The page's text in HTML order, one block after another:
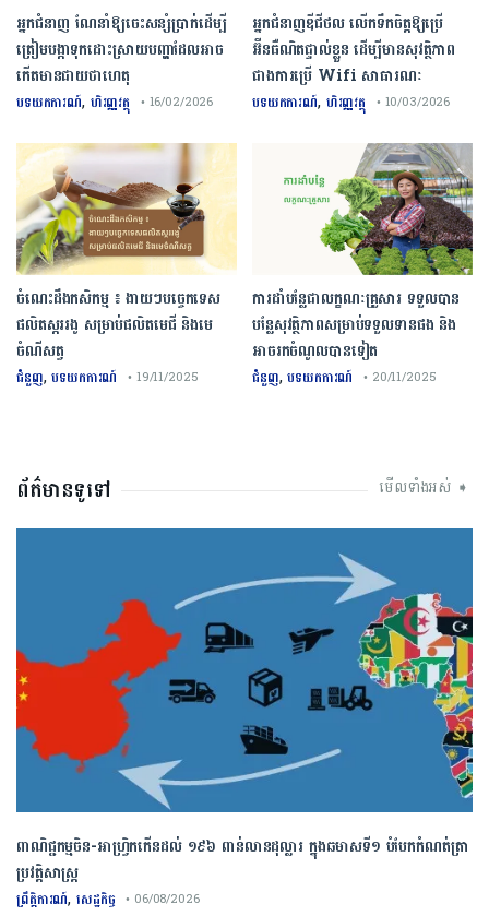
អ្នកជំនាញឌីជីថល លើកទឹកចិត្តឱ្យប្រើ
អ៊ីនធឺណិតផ្ទាល់ខ្លួន ដើម្បីមានសុវត្ថិភាព
ជាងការប្រើ Wifi​ សាធារណៈ
បទយកការណ៍, ហិរញ្ញវត្ថុ • 10/03/2026
អ្នកជំនាញ ណែនាំឱ្យចេះសន្សំប្រាក់ដើម្បី
ត្រៀមបង្កាទុកដោះស្រាយបញ្ហាដែលអាច
កើតមានជាយថាហេតុ
បទយកការណ៍, ហិរញ្ញវត្ថុ • 16/02/2026
ការដាំបន្លែជាលក្ខណៈគ្រួសារ ទទួលបាន
បន្លែសុវត្ថិភាពសម្រាប់ទទួលទានផង និង
អាចរកចំណូលបានទៀត
ជំនួញ,បទយកការណ៍ • 20/11/2025
ចំណេះដឹងកសិកម្ម ៖ ងាយៗបច្ចេកទេស
ផលិតស្កររងូ សម្រាប់ផលិតមេជី និងមេ
ចំណីសត្វ
ជំនួញ,បទយកការណ៍ • 19/11/2025
ព័ត៌មានទូទៅ មើលទាំងអស់ ➧
ពាណិជ្ជកម្ម​ចិន​-​អាហ្វ្រិក​កើន​ដល់​ ​១៩៦​ ​ពាន់​លាន​ដុល្លារ​ ក្នុង​ឆមាស​ទី​១​ ​បំបែក​កំណត់ត្រា​
ប្រវត្តិសាស្ត្រ​
ព្រឹត្តិការណ៍, សេដ្ឋកិច្ច • 06/08/2026